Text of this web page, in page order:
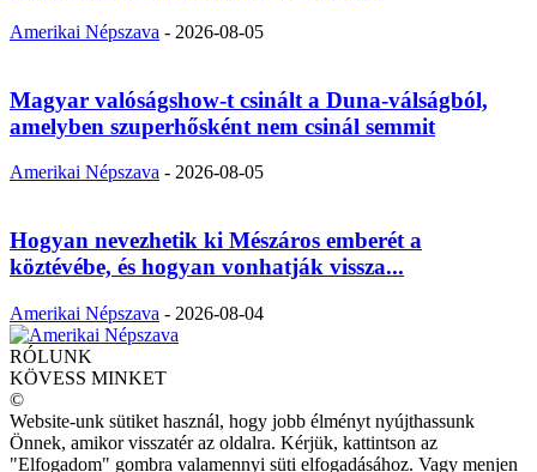
Amerikai Népszava - 2026-08-05
Magyar valóságshow-t csinált a Duna-válságból,
amelyben szuperhősként nem csinál semmit
Amerikai Népszava - 2026-08-05
Hogyan nevezhetik ki Mészáros emberét a
köztévébe, és hogyan vonhatják vissza...
Amerikai Népszava - 2026-08-04
RÓLUNK
KÖVESS MINKET
©
Website-unk sütiket használ, hogy jobb élményt nyújthassunk
Önnek, amikor visszatér az oldalra. Kérjük, kattintson az
"Elfogadom" gombra valamennyi süti elfogadásához. Vagy menjen